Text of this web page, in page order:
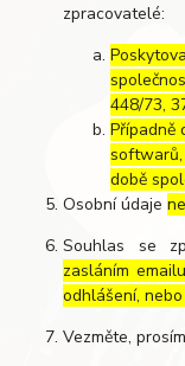
zpracovatelé:
448/73,
Případně
době
Osobní údaje
Souhlas se
zasláním
odhlášení,
Vezměte,